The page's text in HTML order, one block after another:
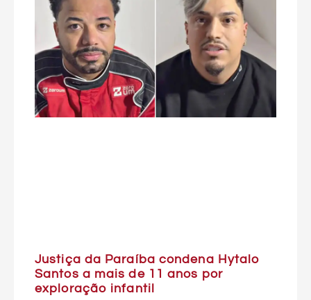
Justiça da Paraíba condena Hytalo
Santos a mais de 11 anos por
exploração infantil